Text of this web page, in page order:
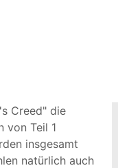
Creed" die
von Teil 1
insgesamt
natürlich auch